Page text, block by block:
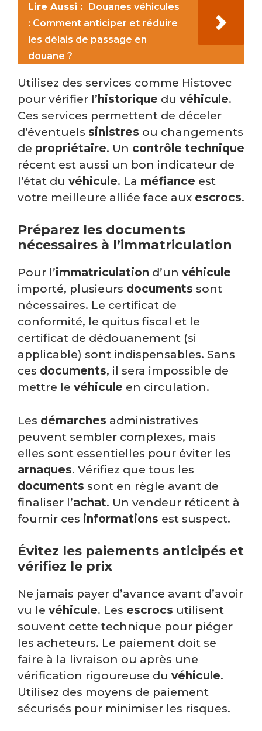
Lire Aussi : Douanes véhicules
: Comment anticiper et réduire
les délais de passage en
douane ?
Utilisez des services comme Histovec
pour vérifier l’ historique du véhicule.
Ces services permettent de déceler
d’éventuels sinistres ou changements
de propriétaire. Un contrôle technique
récent est aussi un bon indicateur de
l’état du véhicule. La méfiance est
votre meilleure alliée face aux escrocs.
Préparez les documents
nécessaires à l’immatriculation
Pour l’immatriculation d’un véhicule
importé, plusieurs documents sont
nécessaires. Le certificat de
conformité, le quitus fiscal et le
certificat de dédouanement (si
applicable) sont indispensables. Sans
ces documents, il sera impossible de
mettre le véhicule en circulation.
Les démarches administratives
peuvent sembler complexes, mais
elles sont essentielles pour éviter les
arnaques. Vérifiez que tous les
documents sont en règle avant de
finaliser l’achat. Un vendeur réticent à
fournir ces informations est suspect.
Évitez les paiements anticipés et
vérifiez le prix
Ne jamais payer d’avance avant d’avoir
vu le véhicule. Les escrocs utilisent
souvent cette technique pour piéger
les acheteurs. Le paiement doit se
faire à la livraison ou après une
vérification rigoureuse du véhicule.
Utilisez des moyens de paiement
sécurisés pour minimiser les risques.